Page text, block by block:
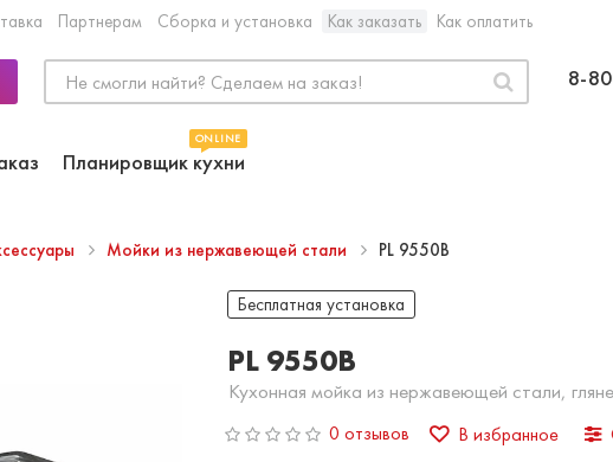
Партнерам Сборка и установка Как заказать Как оплатить
8-
ONLINE
Планировщик кухни
Мойки из нержавеющей стали PL 9550B
Бесплатная установка
PL 9550B
Кухонная мойка из нержавеющей стали,
0 отзывов В избранное